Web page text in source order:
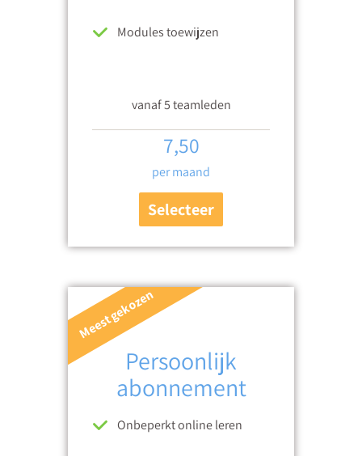
Modules toewijzen
vanaf 5 teamleden
7,50
per maand
Selecteer
Meest gekozen
Persoonlijk
abonnement
Onbeperkt online leren